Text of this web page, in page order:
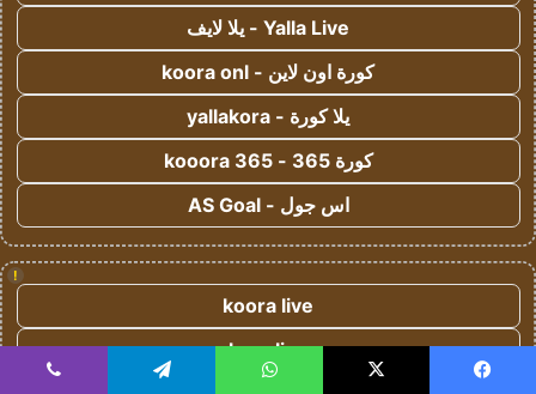
Yalla Live - يلا لايف
كورة اون لاين - koora onl
يلا كورة - yallakora
كورة 365 - kooora 365
اس جول - AS Goal
!
koora live
kora live